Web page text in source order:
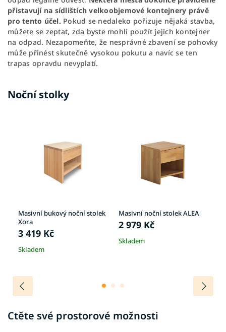
přistavují na sídlištích velkoobjemové kontejnery právě
pro tento účel. Pokud se nedaleko pořizuje nějaká stavba,
můžete se zeptat, zda byste mohli použít jejich kontejner
na odpad. Nezapomeňte, že nesprávné zbavení se pohovky
může přinést skutečně vysokou pokutu a navíc se ten
trapas opravdu nevyplatí.
Noční stolky
Masivní bukový noční stolek
Xora
3 419 Kč
Skladem
Masivní noční stolek ALEA
2 979 Kč
Skladem
Ctěte své prostorové možnosti